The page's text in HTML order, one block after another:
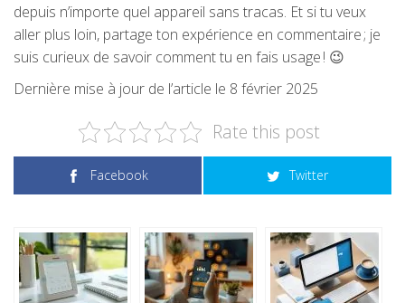
depuis n’importe quel appareil sans tracas. Et si tu veux
aller plus loin, partage ton expérience en commentaire ; je
suis curieux de savoir comment tu en fais usage ! 😉
Dernière mise à jour de l’article le 8 février 2025
Rate this post
Facebook Twitter